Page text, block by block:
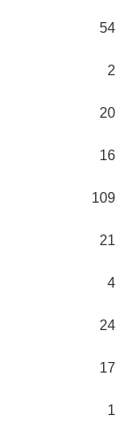
54
2
20
16
109
21
4
24
17
1